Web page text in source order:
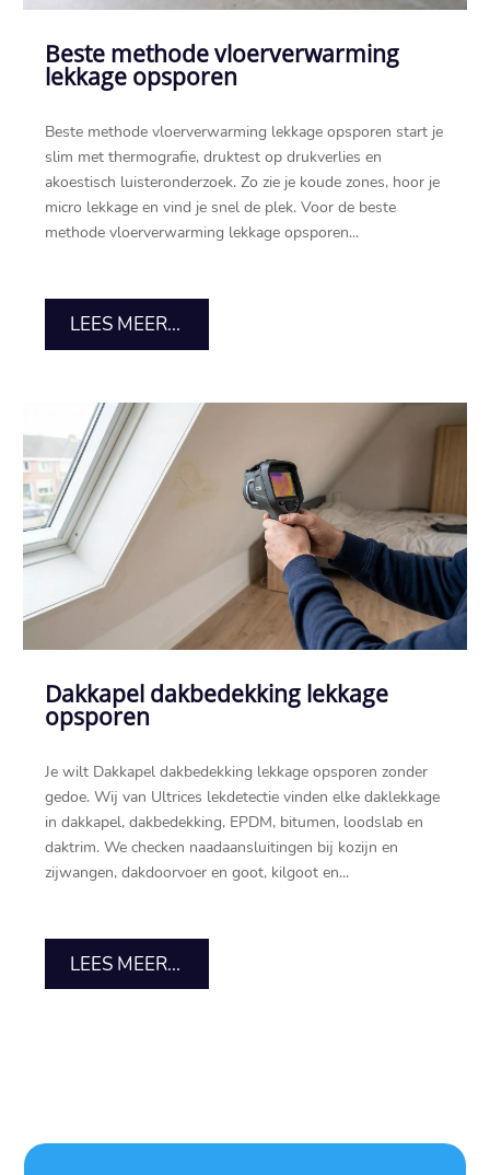
Beste methode vloerverwarming
lekkage opsporen
Beste methode vloerverwarming lekkage opsporen start je
slim met thermografie, druktest op drukverlies en
akoestisch luisteronderzoek.​ Zo zie je koude zones, hoor je
micro lekkage en vind je snel de plek.​ Voor de beste
methode vloerverwarming lekkage opsporen...
LEES MEER...
Dakkapel dakbedekking lekkage
opsporen
Je wilt Dakkapel dakbedekking lekkage opsporen zonder
gedoe.​ Wij van Ultrices lekdetectie vinden elke daklekkage
in dakkapel, dakbedekking, EPDM, bitumen, loodslab en
daktrim.​ We checken naadaansluitingen bij kozijn en
zijwangen, dakdoorvoer en goot, kilgoot en...
LEES MEER...